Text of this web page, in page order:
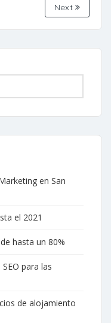
Next
en San
el 2021
hasta un 80%
para las
de alojamiento